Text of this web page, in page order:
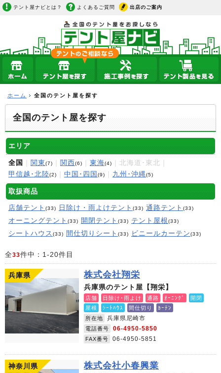
テント屋ナビとは？ よくあるご質問 出店のご案内
ホーム 全国のテント屋を探す
全国のテント屋を探す
エリア
全国 関東(7) 関西(6) 東海(4)
｜北海道･東北｜
甲信越･北陸(2) 中国･四国 (9) 九州･沖縄(5)
取扱商品
店舗テント (33) 日除け・雨よけテント (33) 通路テント (33)
オーニングテント (33) 開閉テント (33) テント屋根(33)
シートハウス (33) 間仕切りシート (33) ビニールカーテン(33)
全33件中：1-20件目
兵庫県 株式会社翔栄
兵庫県のテント屋【翔栄】
店舗 日除け･雨よけ 通路 ｵｰﾆﾝｸﾞ
開閉
屋根
ｼｰﾄﾊｳｽ 間仕切り
ｶｰﾃﾝ
所在地
兵庫県尼崎市
電話番号 06-4950-5850
FAX番号 06-4950-5851
神奈川県 株式会社小春興業